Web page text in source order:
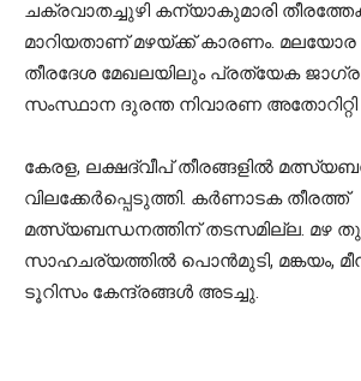
ചക്രവാതച്ചുഴി കന്യാകുമാരി
മാറിയതാണ് മഴയ്ക്ക് കാരണം. മലയോര
തീരദേശ മേഖലയിലും പ്രത്യേക
സംസ്ഥാന ദുരന്ത നിവാരണ അതോറിറ്റി
കേരള, ലക്ഷദ്വീപ് തീരങ്ങളിൽ
വിലക്കേർപ്പെടുത്തി. കർണാടക തീരത്ത്
മത്സ്യബന്ധനത്തിന് തടസമില്ല. മഴ
സാഹചര്യത്തിൽ പൊൻമുടി, മങ്കയം,
ടൂറിസം കേന്ദ്രങ്ങൾ അടച്ചു.